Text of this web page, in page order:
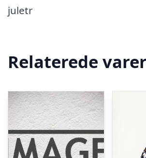
juletr
Relaterede varer